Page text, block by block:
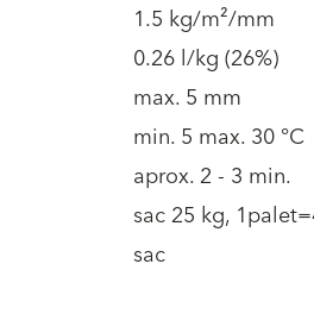
1.5 kg/m²/mm
0.26 l/kg (26%)
max. 5 mm
min. 5 max. 30 °C
aprox. 2 - 3 min.
sac 25 kg,
sac